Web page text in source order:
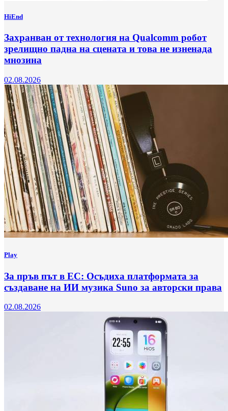
HiEnd
Захранван от технология на Qualcomm робот
зрелищно падна на сцената и това не изненада
мнозина
02.08.2026
Play
За пръв път в ЕС: Осъдиха платформата за
създаване на ИИ музика Suno за авторски права
02.08.2026